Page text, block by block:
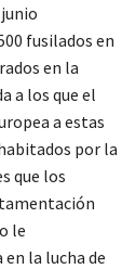
fusilados en
en la
a los que el
a estas
por la
que los
le
la lucha de